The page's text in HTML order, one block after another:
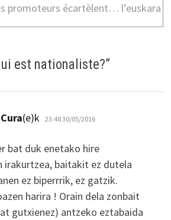
promoteurs écartèlent… l’euskara
est nationaliste?”
(e)k dio:
23:48 30/05/2016
bat duk enetako hire
irakurtzea, baitakit ez dutela
ez biperrrik, ez gatzik.
harira ! Orain dela zonbait
gutxienez) antzeko eztabaida